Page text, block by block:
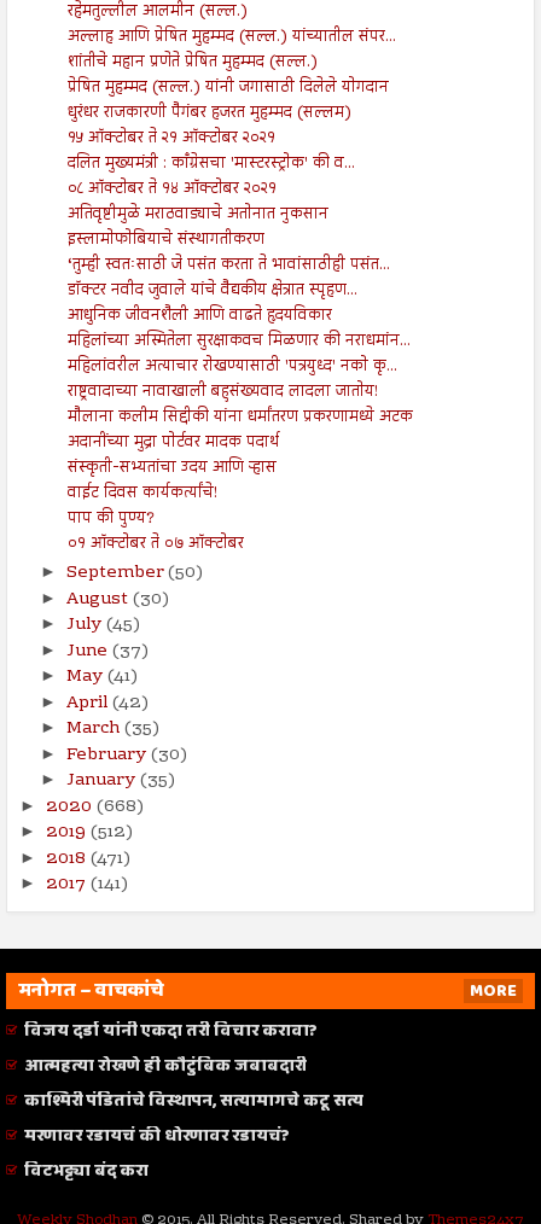
रहेमतुल्लील आलमीन (सल्ल.)
अल्लाह आणि प्रेषित मुहम्मद (सल्ल.) यांच्यातील संपर...
शांतीचे महान प्रणेते प्रेषित मुहम्मद (सल्ल.)
प्रेषित मुहम्मद (सल्ल.) यांनी जगासाठी दिलेले योगदान
धुरंधर राजकारणी पैगंबर हजरत मुहम्मद (सल्लम)
१५ ऑक्टोबर ते २१ ऑक्टोबर २०२१
दलित मुख्यमंत्री : काँग्रेसचा 'मास्टरस्ट्रोक' की व...
०८ ऑक्टोबर ते १४ ऑक्टोबर २०२१
अतिवृष्टीमुळे मराठवाड्याचे अतोनात नुकसान
इस्लामोफोबियाचे संस्थागतीकरण
‘तुम्ही स्वतःसाठी जे पसंत करता ते भावांसाठीही पसंत...
डॉक्टर नवीद जुवाले यांचे वैद्यकीय क्षेत्रात स्पृहण...
आधुनिक जीवनशैली आणि वाढते हृदयविकार
महिलांच्या अस्मितेला सुरक्षाकवच मिळणार की नराधमांन...
महिलांवरील अत्याचार रोखण्यासाठी 'पत्रयुध्द' नको कृ...
राष्ट्रवादाच्या नावाखाली बहुसंख्यवाद लादला जातोय!
मौलाना कलीम सिद्दीकी यांना धर्मांतरण प्रकरणामध्ये अटक
अदानींच्या मुद्रा पोर्टवर मादक पदार्थ
संस्कृती-सभ्यतांचा उदय आणि ऱ्हास
वाईट दिवस कार्यकर्त्यांचे!
पाप की पुण्य?
०१ ऑक्टोबर ते ०७ ऑक्टोबर
► September(50)
► August(30)
► July(45)
► June (37)
► May(41)
► April(42)
► March(35)
► February(30)
► January(35)
► 2020 (668)
► 2019 (512)
► 2018 (471)
► 2017 (141)
मनोगत – वाचकांचे
MORE
विजय दर्डा यांनी एकदा तरी विचार करावा?
आत्महत्या रोखणे ही कौटुंबिक जबाबदारी
काश्मिरी पंडितांचे विस्थापन, सत्यामागचे कटू सत्य
मरणावर रडायचं की धोरणावर रडायचं?
विटभट्ट्या बंद करा